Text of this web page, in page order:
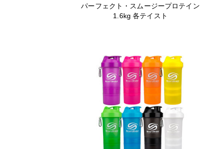
パーフェクト・スムージープロテイン
1.6kg 各テイスト